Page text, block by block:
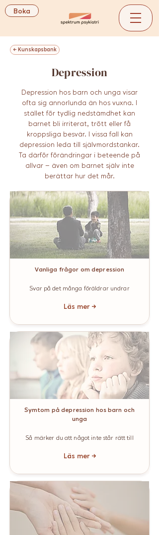
Boka
← Kunskapsbank
Depression
Depression hos barn och unga visar
ofta sig annorlunda än hos vuxna. I
stället för tydlig nedstämdhet kan
barnet bli irriterat, trött eller få
kroppsliga besvär. I vissa fall kan
depression leda till självmordstankar.
Ta därför förändringar i beteende på
allvar – även om barnet själv inte
berättar hur det mår.
Vanliga frågor om depression
Svar på det många föräldrar undrar
Läs mer →
Symtom på depression hos barn och
unga
Så märker du att något inte står rätt till
Läs mer →